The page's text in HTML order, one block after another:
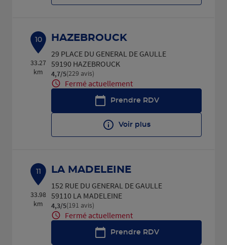
10
33.27
km
HAZEBROUCK
29 PLACE DU GENERAL DE GAULLE
59190 HAZEBROUCK
4,7/5Note de 4.7 sur 5
(229 avis)
Fermé actuellement
Prendre RDV
Voir plus
11
33.98
km
LA MADELEINE
152 RUE DU GENERAL DE GAULLE
59110 LA MADELEINE
4,3/5Note de 4.3 sur 5
(191 avis)
Fermé actuellement
Prendre RDV